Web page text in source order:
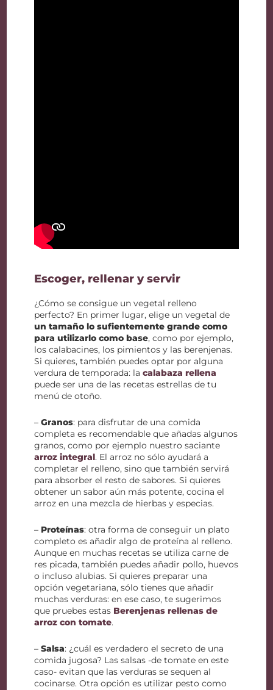
Escoger, rellenar y servir
¿Cómo se consigue un vegetal relleno
perfecto? En primer lugar, elige un vegetal de
un tamaño lo sufientemente grande como
para utilizarlo como base, como por ejemplo,
los calabacines, los pimientos y las berenjenas.
Si quieres, también puedes optar por alguna
verdura de temporada: lacalabaza rellena
puede ser una de las recetas estrellas de tu
menú de otoño.
–Granos: para disfrutar de una comida
completa es recomendable que añadas algunos
granos, como por ejemplo nuestro saciante
arroz integral. El arroz no sólo ayudará a
completar el relleno, sino que también servirá
para absorber el resto de sabores. Si quieres
obtener un sabor aún más potente, cocina el
arroz en una mezcla de hierbas y especias.
– Proteínas: otra forma de conseguir un plato
completo es añadir algo de proteína al relleno.
Aunque en muchas recetas se utiliza carne de
res picada, también puedes añadir pollo, huevos
o incluso alubias. Si quieres preparar una
opción vegetariana, sólo tienes que añadir
muchas verduras: en ese caso, te sugerimos
que pruebes estas Berenjenas rellenas de
arroz con tomate.
–Salsa: ¿cuál es verdadero el secreto de una
comida jugosa? Las salsas -de tomate en este
caso- evitan que las verduras se sequen al
cocinarse. Otra opción es utilizar pesto como